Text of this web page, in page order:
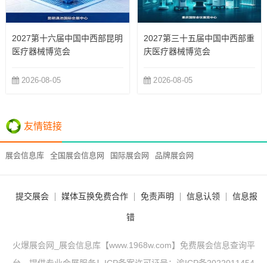
2027第十六届中国中西部昆明
医疗器械博览会
2026-08-05
2027第三十五届中国中西部重
庆医疗器械博览会
2026-08-05
友情链接
展会信息库 全国展会信息网 国际展会网 品牌展会网
提交展会 媒体互换免费合作 免责声明 信息认领 信息报
错
火爆展会网_展会信息库【www.1968w.com】免费展会信息查询平